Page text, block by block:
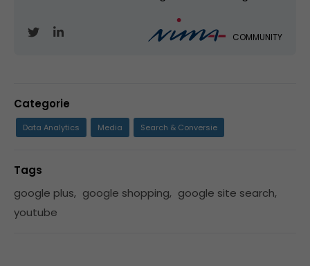
COMMUNITY
Categorie
Data Analytics Media Search & Conversie
Tags
google plus, google shopping, google site search,
youtube